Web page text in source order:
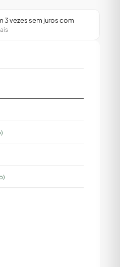
3 vezes sem juros com